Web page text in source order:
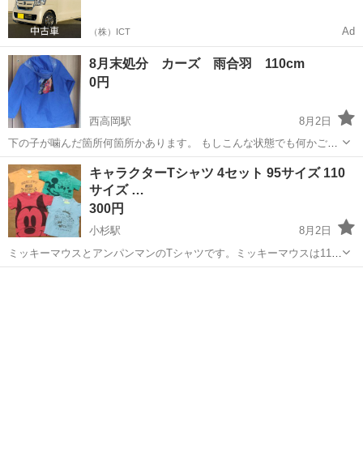
（株）ICT Ad
8月末処分 カーズ 雨合羽 110cm
0円
西高岡駅
8月2日
下の子が噛んだ箇所何箇所かあります。 もしこんな状態でも何かご活
用頂けそうな方がいらっしゃれば。
富山 高岡市 西高岡駅 雨合羽
キャラクターTシャツ 4セット 95サイズ 110
サイズ …
300円
小杉駅
8月2日
ミッキーマウスとアンパンマンのTシャツです。ミッキーマウスは110
サイズ、アンパンマンは95サイズです。